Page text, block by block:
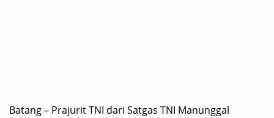
Batang – Prajurit TNI dari Satgas TNI Manunggal